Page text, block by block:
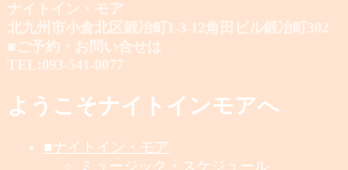
ナイトイン・モア
北九州市小倉北区鍛冶町1-3-12角田ビル鍛冶町302
■ご予約・お問い合せは
TEL:093-541-0077
ようこそナイトインモアへ
■ナイトイン・モア
ミュージック・スケジュール